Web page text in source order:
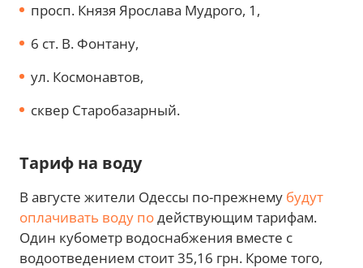
просп. Князя Ярослава Мудрого, 1,
6 ст. В. Фонтану,
ул. Космонавтов,
сквер Старобазарный.
Тариф на воду
В августе жители Одессы по-прежнему будут
оплачивать воду подействующим тарифам.
Один кубометр водоснабжения вместе с
водоотведением стоит 35,16 грн. Кроме того,